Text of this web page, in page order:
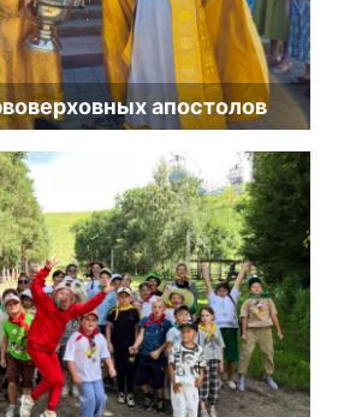
апостолов